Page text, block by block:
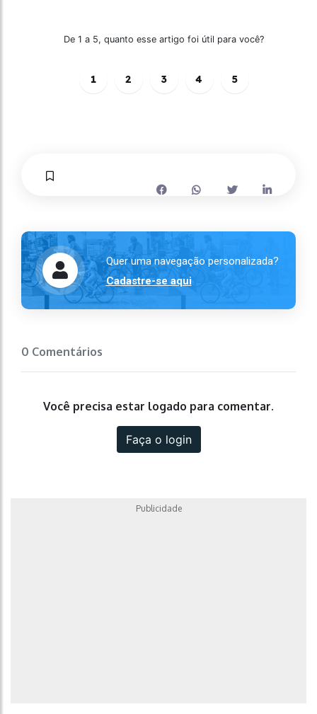
De 1 a 5, quanto esse artigo foi útil para você?
1 2 3 4 5
Quer uma navegação personalizada?
Cadastre-se aqui
0 Comentários
Você precisa estar logado para comentar.
Faça o login
Publicidade